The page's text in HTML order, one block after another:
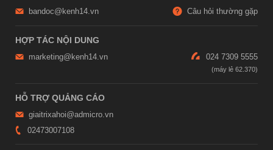
bandoc@kenh14.vn Câu hỏi thường gặp
HỢP TÁC NỘI DUNG
marketing@kenh14.vn 024 7309 5555
HỖ TRỢ QUẢNG CÁO
giaitrixahoi@admicro.vn
02473007108